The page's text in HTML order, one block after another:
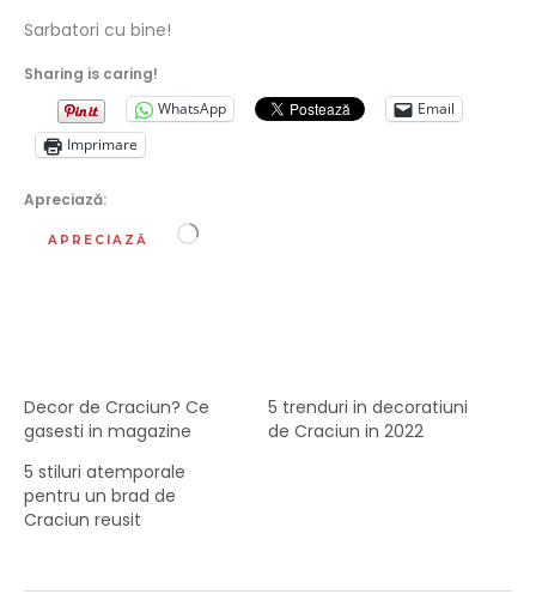
Sarbatori cu bine!
Sharing is caring!
WhatsApp
Email
Imprimare
Apreciază:
APRECIAZĂ Încarc...
Decor de Craciun? Ce
gasesti in magazine
5 trenduri in decoratiuni
de Craciun in 2022
5 stiluri atemporale
pentru un brad de
Craciun reusit